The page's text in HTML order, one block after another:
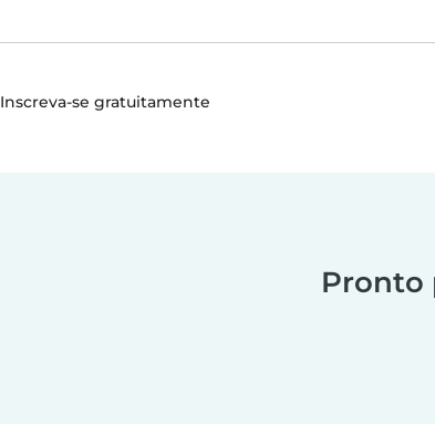
Inscreva-se gratuitamente
Pronto